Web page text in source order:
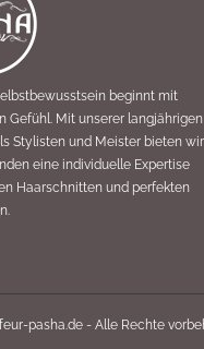
beginnt mit
Gefühl. Mit unserer langjährigen
Stylisten und Meister bieten wir
eine individuelle Expertise
Haarschnitten und perfekten
pasha.de - Alle Rechte